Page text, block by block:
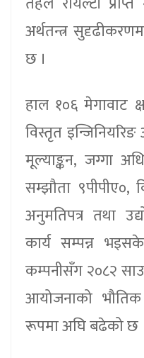
अर्थतन्त्र
छ ।
हाल १०६ मेगावाट
विस्तृत
मूल्याङ्कन, जग्गा
सम्झौता ९पीपीए०,
अनुमतिपत्र तथा
कार्य सम्पन्न
कम्पनीसँग २०८२
आयोजनाको
रूपमा अघि बढेको छ